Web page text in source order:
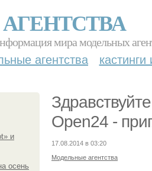
мира модельных
агентства кастинги
и
осень
Open24 -
17.08.2014 в 03:20
Модельные агентства